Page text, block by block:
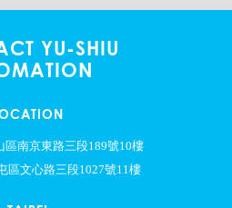
YU-SHIU
區南京東路三段189號10樓
區文心路三段1027號11樓